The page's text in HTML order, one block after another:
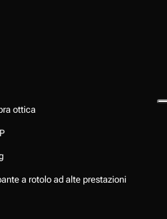
ottica
a rotolo ad alte prestazioni